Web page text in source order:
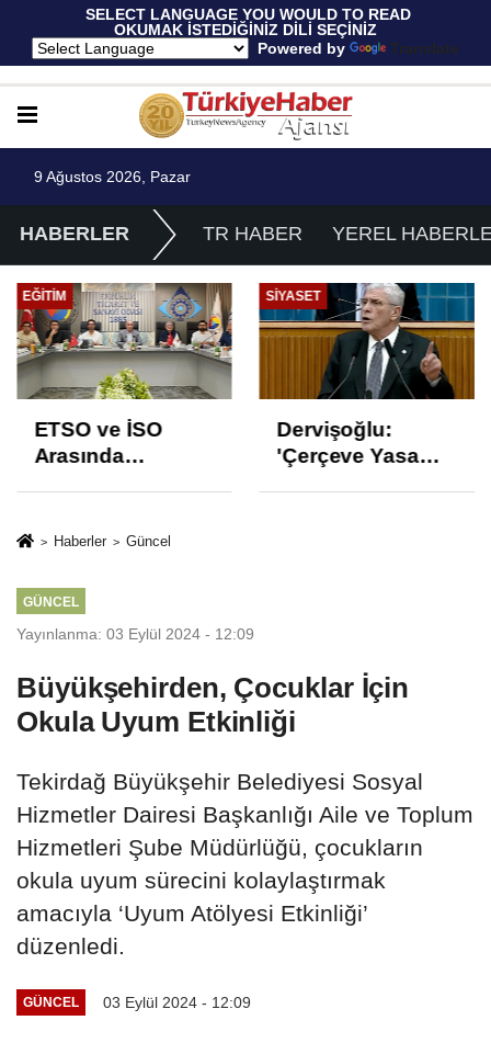
SELECT LANGUAGE YOU WOULD TO READ
OKUMAK İSTEDİĞİNİZ DİLİ SEÇİNİZ
Powered by
Translate
9 Ağustos 2026, Pazar
HABERLER TR HABER YEREL
EĞITIM
ETSO ve İSO
Arasında
Protokolü
SIYASET
Dervişoğlu:
'Çerçeve Yasa
Haberler Güncel
GÜNCEL
Yayınlanma: 03 Eylül 2024 - 12:09
Büyükşehirden, Çocuklar İçin
Okula Uyum Etkinliği
Tekirdağ Büyükşehir Belediyesi Sosyal
Hizmetler Dairesi Başkanlığı Aile ve Toplum
Hizmetleri Şube Müdürlüğü, çocukların
okula uyum sürecini kolaylaştırmak
amacıyla ‘Uyum Atölyesi Etkinliği’
düzenledi.
GÜNCEL 03 Eylül 2024 - 12:09